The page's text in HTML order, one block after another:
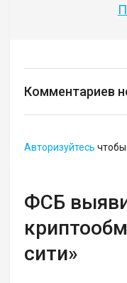
Комментариев
Авторизуйтесь
ФСБ
сити»